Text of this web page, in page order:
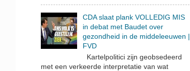
CDA slaat plank VOLLEDIG MIS
in debat met Baudet over
gezondheid in de middeleeuwen |
FVD
Kartelpolitici zijn geobsedeerd
met een verkeerde interpretatie van wat